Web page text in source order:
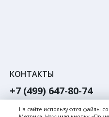
КОНТАКТЫ
+7 (499) 647-80-74
Обратный звонок
На сайте используются файлы